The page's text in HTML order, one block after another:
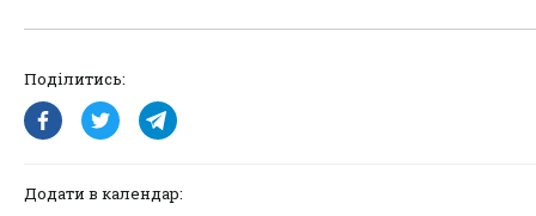
Поділитись:
Додати в календар: